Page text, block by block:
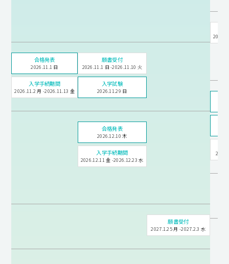
合格発表
2026.11.1 日
入学手続期間
2026.11.2 月 -2026.11.13 金
願書受付
2026.11.1 日 -2026.11.10 火
入学試験
2026.11.29 日
合格発表
2026.12.10 木
入学手続期間
2026.12.11 金 -2026.12.23 水
願書受付
2027.1.25 月 -2027.2.3 水